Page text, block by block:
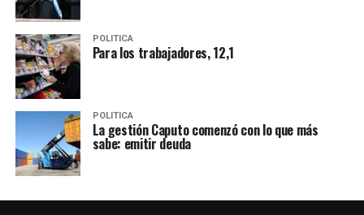
POLITICA
Para los trabajadores, 12,1
POLITICA
La gestión Caputo comenzó con lo que más
sabe: emitir deuda